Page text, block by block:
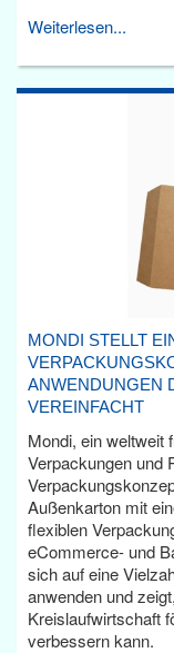
Weiterlesen...
MONDI STELLT
ANWENDUNGEN
VEREINFACHT
Mondi, ein weltweit
Verpackungen und
Außenkarton mit
flexiblen
eCommerce- und
sich auf eine
anwenden und
Kreislaufwirtschaft
verbessern kann.